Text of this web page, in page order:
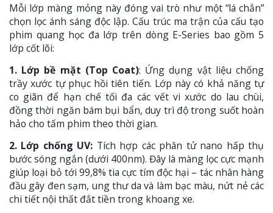
Mỗi lớp màng mỏng này đóng vai trò như một “lá chắn”
chọn lọc ánh sáng độc lập. Cấu trúc ma trận của cấu tạo
phim quang học đa lớp trên dòng E-Series bao gồm 5
lớp cốt lõi:
1. Lớp bề mặt (Top Coat): Ứng dụng vật liệu chống
trầy xước tự phục hồi tiên tiến. Lớp này có khả năng tự
co giãn để hạn chế tối đa các vết vi xước do lau chùi,
đồng thời ngăn bám bụi bẩn, duy trì độ trong suốt hoàn
hảo cho tấm phim theo thời gian.
2. Lớp chống UV: Tích hợp các phân tử nano hấp thụ
bước sóng ngắn (dưới 400nm). Đây là màng lọc cực mạnh
giúp loại bỏ tới 99,8% tia cực tím độc hại – tác nhân hàng
đầu gây đen sạm, ung thư da và làm bạc màu, nứt nẻ các
chi tiết nội thất đắt tiền trong khoang xe.